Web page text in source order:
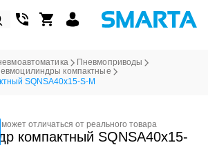
Пневмоприводы
компактные
SQNSA40x15-S-M
отличаться от реального товара
компактный SQNSA40x15-